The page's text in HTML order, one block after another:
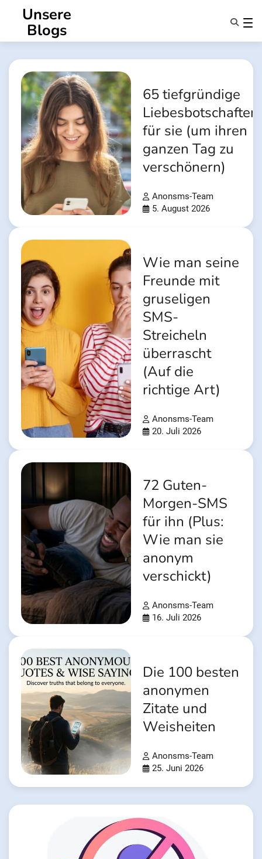
springen
Unsere
Blogs
Anonsms
Benachrichtigen Sie Partner
Über Uns
65 tiefgründige
Liebesbotschaften
für sie (um ihren
ganzen Tag zu
verschönern)
Anonsms-Team
5. August 2026
Wie man seine
Freunde mit
gruseligen
SMS-
Streicheln
überrascht
(Auf die
richtige Art)
Anonsms-Team
20. Juli 2026
72 Guten-
Morgen-SMS
für ihn (Plus:
Wie man sie
anonym
verschickt)
Anonsms-Team
16. Juli 2026
Die 100 besten
anonymen
Zitate und
Weisheiten
Anonsms-Team
25. Juni 2026